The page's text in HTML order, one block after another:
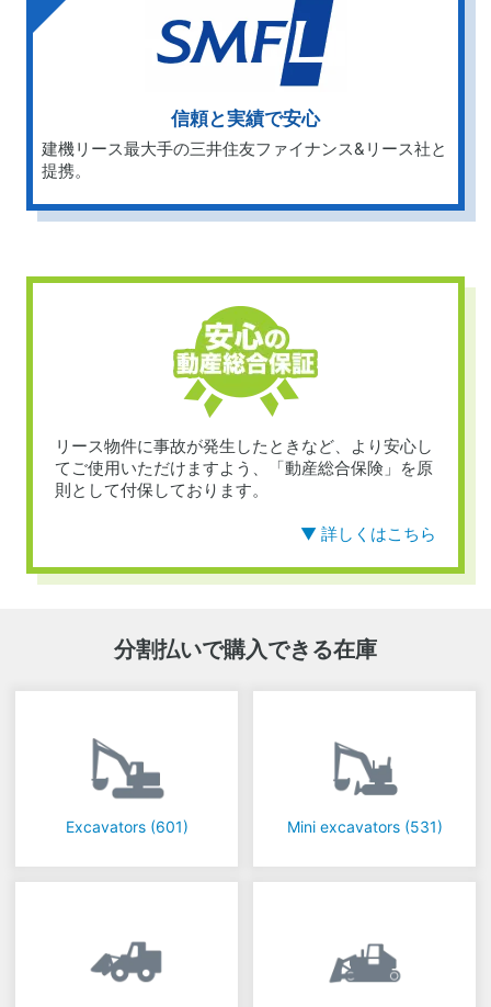
信頼と実績で安心
建機リース最大手の三井住友ファイナンス&リース社と
提携。
リース物件に事故が発生したときなど、より安心し
てご使用いただけますよう、「動産総合保険」を原
則として付保しております。
▼ 詳しくはこちら
分割払いで購入できる在庫
Excavators (601) Mini excavators (531)